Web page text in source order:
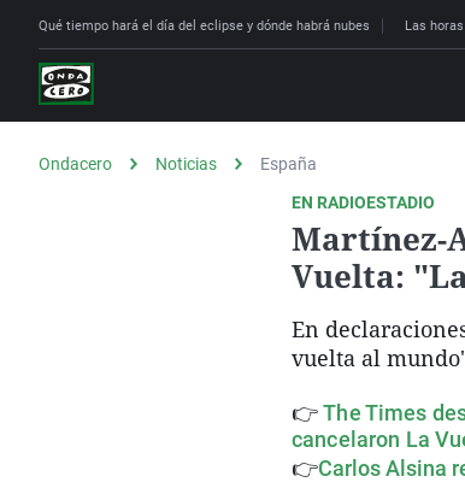
Qué tiempo hará el día del eclipse y dónde habrá nubes Las
Ondacero Noticias
España
EN RADIOESTADIO
Martínez-
Vuelta:
En
vuelta al
👉The Times
cancelaron La
👉Carlos Alsina